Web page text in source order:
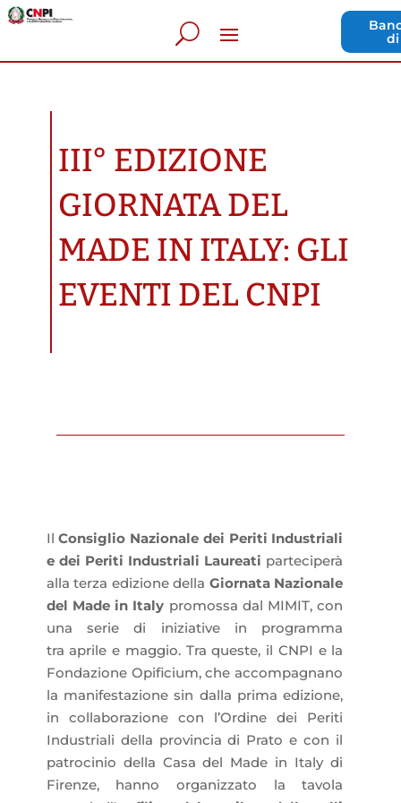
III° EDIZIONE
GIORNATA DEL
MADE IN ITALY: GLI
EVENTI DEL CNPI
IlConsiglio Nazionale dei Periti Industriali
e dei Periti Industriali Laureati parteciperà
alla terza edizione della Giornata Nazionale
del Made in Italy promossa dal MIMIT, con
una serie di iniziative in programma
traaprilee maggio. Tra queste, il CNPI e la
Fondazione Opificium, che accompagnano
la manifestazione sin dalla prima edizione,
in collaborazione con l’Ordine dei Periti
Industriali della provincia di Prato e con il
patrocinio della Casa del Made in Italy di
Firenze, hanno organizzato la tavola